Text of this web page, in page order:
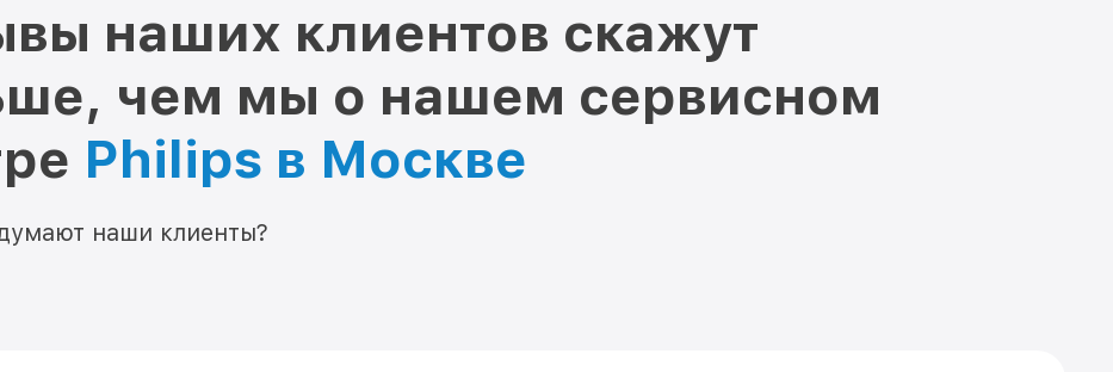
наших клиентов скажут
чем мы о нашем сервисном
Philips в Москве
наши клиенты?